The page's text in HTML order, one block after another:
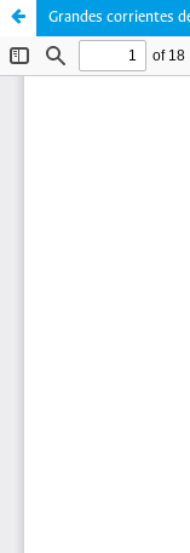
Grandes corrientes